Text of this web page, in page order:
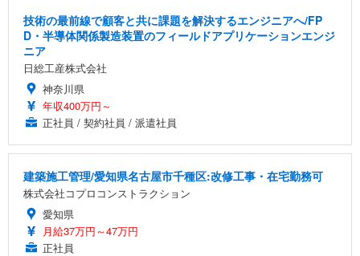
技術の最前線で顧客と共に課題を解決するエンジニアへ/FP
D・半導体関係製造装置のフィールドアプリケーションエンジ
ニア
日総工産株式会社
神奈川県
年収400万円～
正社員 / 契約社員 / 派遣社員
建築施工管理/愛知県名古屋市千種区:改修工事・在宅勤務可
株式会社コプロコンストラクション
愛知県
月給37万円～47万円
正社員